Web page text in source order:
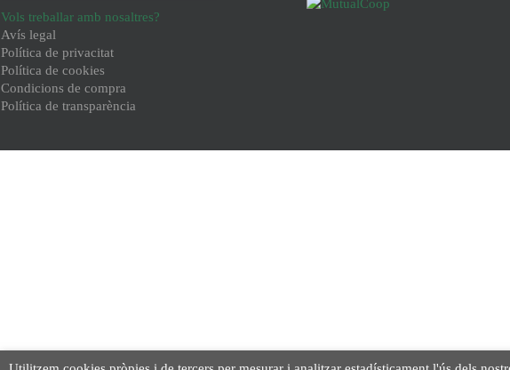
Vols treballar amb nosaltres?
Avís legal
Política de privacitat
Política de cookies
Condicions de compra
Política de transparència